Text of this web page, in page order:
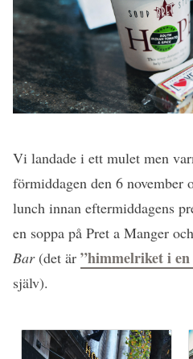
Vi landade i ett mulet men
förmiddagen den 6 november
lunch innan eftermiddagens
en soppa på Pret a Manger
Bar(det är ”himmelriket i
själv).